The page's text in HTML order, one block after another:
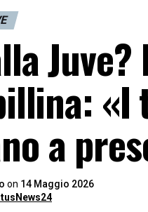
«I
a
on 14 Maggio 2026